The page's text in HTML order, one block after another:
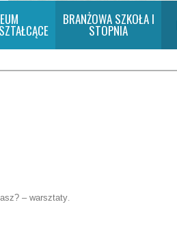
BRANŻOWA SZKOŁA I
STOPNIA
– warsztaty.